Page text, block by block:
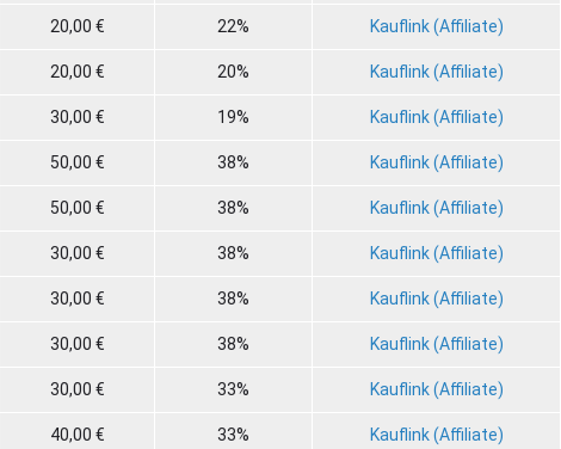
20,00 € 22% Kauflink (Affiliate)
20,00 € 20% Kauflink (Affiliate)
30,00 € 19% Kauflink (Affiliate)
50,00 € 38% Kauflink (Affiliate)
50,00 € 38% Kauflink (Affiliate)
30,00 € 38% Kauflink (Affiliate)
30,00 € 38% Kauflink (Affiliate)
30,00 € 38% Kauflink (Affiliate)
30,00 € 33% Kauflink (Affiliate)
40,00 € 33% Kauflink (Affiliate)